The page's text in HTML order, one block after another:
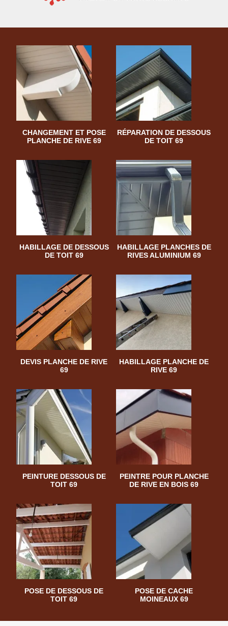
CHANGEMENT ET POSE
PLANCHE DE RIVE 69
RÉPARATION DE DESSOUS
DE TOIT 69
HABILLAGE DE DESSOUS
DE TOIT 69
HABILLAGE PLANCHES DE
RIVES ALUMINIUM 69
DEVIS PLANCHE DE RIVE
69
HABILLAGE PLANCHE DE
RIVE 69
PEINTURE DESSOUS DE
TOIT 69
PEINTRE POUR PLANCHE
DE RIVE EN BOIS 69
POSE DE DESSOUS DE
TOIT 69
POSE DE CACHE
MOINEAUX 69